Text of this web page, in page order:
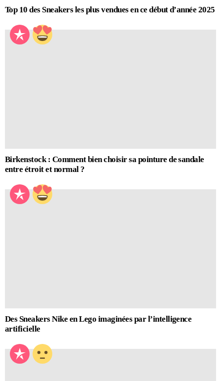
Top 10 des Sneakers les plus vendues en ce début d’année 2025
Birkenstock : Comment bien choisir sa pointure de sandale
entre étroit et normal ?
Des Sneakers Nike en Lego imaginées par l’intelligence
artificielle